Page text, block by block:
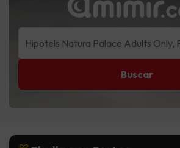
Buscar